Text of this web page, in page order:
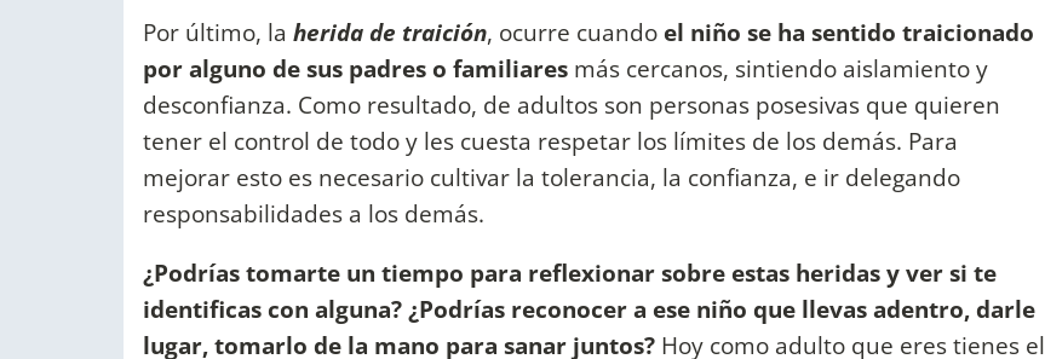
Por último, la herida de traición, ocurre cuando el niño se ha sentido traicionado
por alguno de sus padres o familiares más cercanos, sintiendo aislamiento y
desconfianza. Como resultado, de adultos son personas posesivas que quieren
tener el control de todo y les cuesta respetar los límites de los demás. Para
mejorar esto es necesario cultivar la tolerancia, la confianza, e ir delegando
responsabilidades a los demás.
¿Podrías tomarte un tiempo para reflexionar sobre estas heridas y ver si te
identificas con alguna? ¿Podrías reconocer a ese niño que llevas adentro, darle
lugar, tomarlo de la mano para sanar juntos? Hoy como adulto que eres tienes el